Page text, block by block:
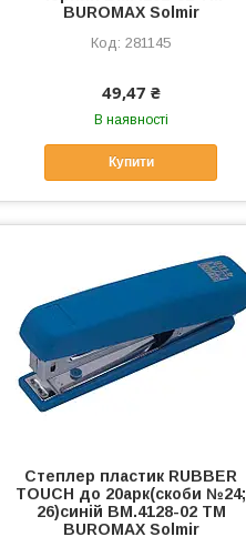
BUROMAX Solmir
281145
49,47 ₴
В наявності
Купити
Степлер пластик RUBBER
TOUCH до 20арк(скоби №24;
26)синій BM.4128-02 ТМ
BUROMAX Solmir